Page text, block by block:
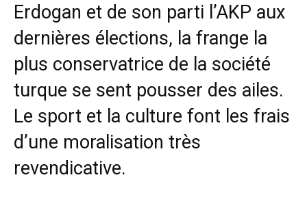
Erdogan et de son parti l’AKP aux
dernières élections, la frange la
plus conservatrice de la société
turque se sent pousser des ailes.
Le sport et la culture font les frais
d’une moralisation très
revendicative.